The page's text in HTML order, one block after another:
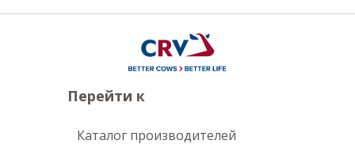
Перейти к
Каталог производителей